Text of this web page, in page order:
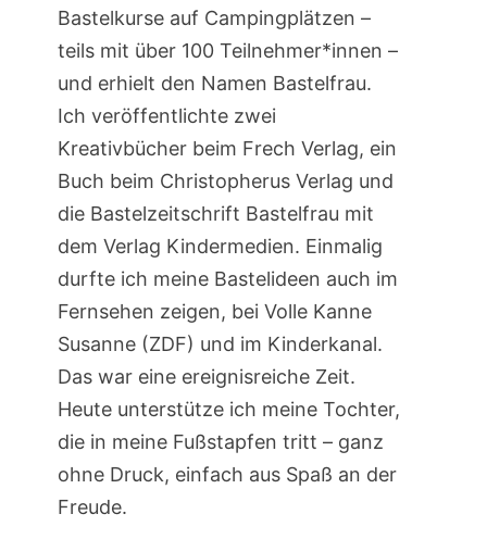
Bastelkurse auf Campingplätzen –
teils mit über 100 Teilnehmer*innen –
und erhielt den Namen Bastelfrau.
Ich veröffentlichte zwei
Kreativbücher beim Frech Verlag, ein
Buch beim Christopherus Verlag und
die Bastelzeitschrift Bastelfrau mit
dem Verlag Kindermedien. Einmalig
durfte ich meine Bastelideen auch im
Fernsehen zeigen, bei Volle Kanne
Susanne (ZDF) und im Kinderkanal.
Das war eine ereignisreiche Zeit.
Heute unterstütze ich meine Tochter,
die in meine Fußstapfen tritt – ganz
ohne Druck, einfach aus Spaß an der
Freude.